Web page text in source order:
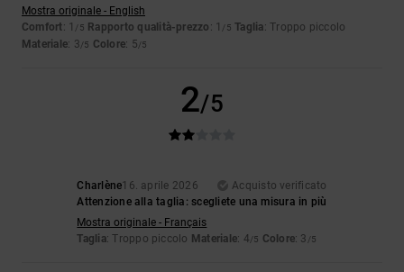
Mostra originale - English
Comfort: 1 /5 Rapporto qualità-prezzo : 1 /5 Taglia: Troppo piccolo
Materiale: 3/5 Colore: 5/5
2/5
Charlène16. aprile 2026
Acquisto verificato
Attenzione alla taglia: scegliete una misura in più
Mostra originale - Français
Taglia: Troppo piccolo Materiale: 4/5 Colore: 3 /5